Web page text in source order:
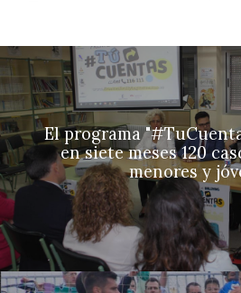
El programa
en siete meses 120
menores y